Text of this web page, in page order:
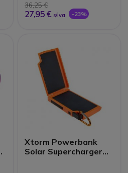
36,25 €
27,95 € s/iva -23%
Xtorm Powerbank
Solar Supercharger